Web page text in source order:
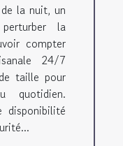
la nuit, un
la
compter
24/7
taille pour
quotidien.
disponibilité